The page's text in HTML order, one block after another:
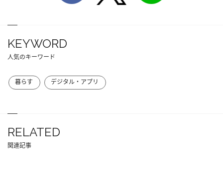
KEYWORD
人気のキーワード
暮らす デジタル・アプリ
RELATED
関連記事